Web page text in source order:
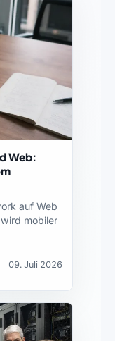
Web:
auf Web
mobiler
09. Juli 2026